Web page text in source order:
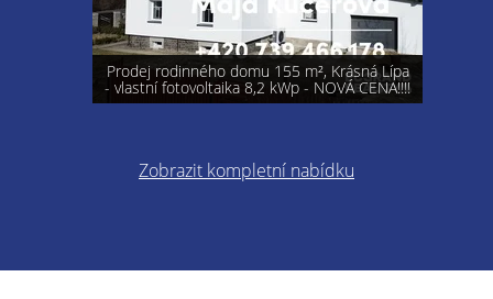
Prodej rodinného domu 155 m², Krásná Lípa
- vlastní fotovoltaika 8,2 kWp - NOVÁ CENA!!!!
Zobrazit kompletní nabídku